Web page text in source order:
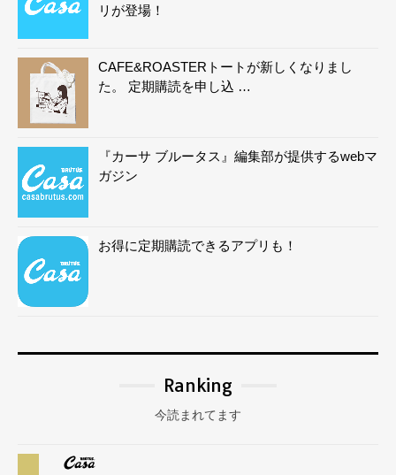
リが登場！
CAFE&ROASTERトートが新しくなりまし
た。 定期購読を申し込 …
『カーサ ブルータス』編集部が提供するwebマ
ガジン
お得に定期購読できるアプリも！
Ranking
今読まれてます